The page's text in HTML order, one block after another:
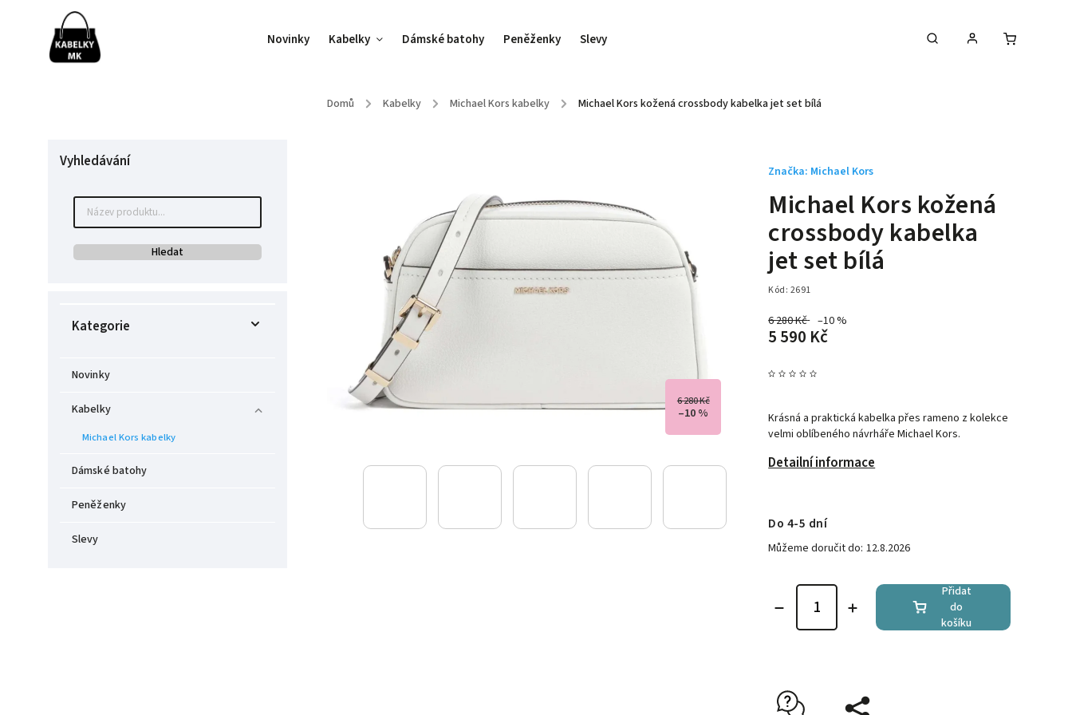
Novinky Kabelky Dámské batohy Peněženky Slevy
Domů / Kabelky / Michael Kors kabelky / Michael Kors kožená crossbody kabelka jet set bílá
Vyhledávání
Hledat
Kategorie
Novinky
Kabelky
Michael Kors kabelky
Dámské batohy
Peněženky
Slevy
6 280 Kč
–10 %
Michael Kors kožená
crossbody kabelka
jet set bílá
Kód: 2691
6 280 Kč –10 %
5 590 Kč
Krásná a praktická kabelka přes rameno z kolekce
velmi oblíbeného návrháře Michael Kors.
Detailní informace
Značka: Michael Kors
Do 4-5 dní
Můžeme doručit do: 12.8.2026
Přidat
do
košíku